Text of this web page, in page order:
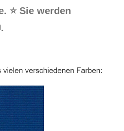
⭐ Sie werden